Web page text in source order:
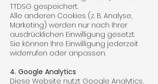
TTDSG gespeichert.
Alle anderen Cookies (z. B. Analyse,
Marketing) werden nur nach Ihrer
ausdrücklichen Einwilligung gesetzt.
Sie können Ihre Einwilligung jederzeit
widerrufen oder anpassen.
4. Google Analytics
Diese Website nutzt Google Analytics,